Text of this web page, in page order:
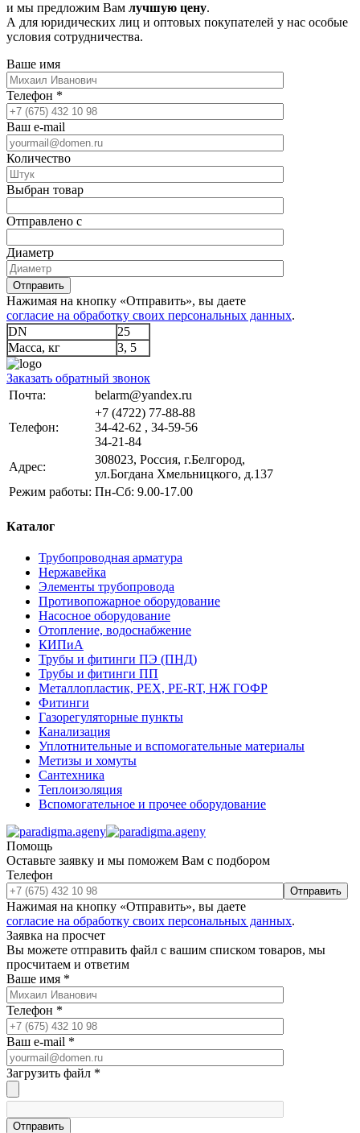
и мы предложим Вам лучшую цену.
А для юридических лиц и оптовых покупателей у нас особые
условия сотрудничества.
Ваше имя
Телефон *
Ваш e-mail
Количество
Выбран товар
Отправлено с
Диаметр
Отправить
Нажимая на кнопку «Отправить», вы даете
согласие на обработку своих персональных данных.
DN
25
Масса, кг
3, 5
Заказать обратный звонок
Почта:
belarm@yandex.ru
Телефон:
+7 (4722) 77-88-88
34-42-62 , 34-59-56
34-21-84
Адрес:
308023, Россия, г.Белгород,
ул.Богдана Хмельницкого, д.137
Режим работы: Пн-Сб: 9.00-17.00
Каталог
Трубопроводная арматура
Нержавейка
Элементы трубопровода
Противопожарное оборудование
Насосное оборудование
Отопление, водоснабжение
КИПиА
Трубы и фитинги ПЭ (ПНД)
Трубы и фитинги ПП
Металлопластик, РЕХ, РЕ-RТ, НЖ ГОФР
Фитинги
Газорегуляторные пункты
Канализация
Уплотнительные и вспомогательные материалы
Метизы и хомуты
Сантехника
Теплоизоляция
Вспомогательное и прочее оборудование
Помощь
Оставьте заявку и мы поможем Вам с подбором
Телефон
Отправить
Нажимая на кнопку «Отправить», вы даете
согласие на обработку своих персональных данных.
Заявка на просчет
Вы можете отправить файл с вашим списком товаров, мы
просчитаем и ответим
Ваше имя *
Телефон *
Ваш e-mail *
Загрузить файл *
Отправить